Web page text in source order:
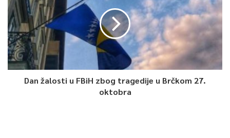
tome treba dodati
da su to „žrtve koje su ubili vojnici pod komandom
Mušana Topalovića
Cace”.
O Prijedlogu Kluba vijećnika Naše stranke uoči sjednice za
Dnevnik TVSA govorio je predsjednik Kluba, Adi Škaljić.
Dan žalosti u FBiH zbog tragedije u Brčkom 27.
oktobra